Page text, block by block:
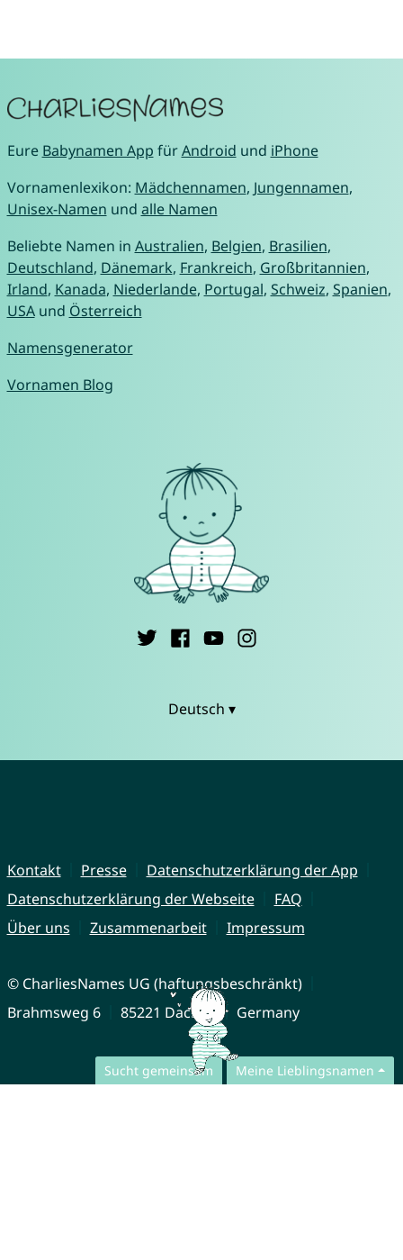
Sucht gemeinsam Meine Lieblingsnamen
Eure Babynamen App fürAndroid und iPhone
Vornamenlexikon: Mädchennamen, Jungennamen,
Unisex-Namen und alle Namen
Beliebte Namen in Australien, Belgien, Brasilien,
Deutschland, Dänemark, Frankreich, Großbritannien,
Irland, Kanada, Niederlande, Portugal, Schweiz, Spanien,
USAund Österreich
Namensgenerator
Vornamen Blog
Deutsch ▾
Kontakt Presse
Datenschutzerklärung der App
Datenschutzerklärung der Webseite
FAQ
Über uns
Zusammenarbeit Impressum
© CharliesNames UG (haftungsbeschränkt)
Brahmsweg 6
85221 Dachau Germany